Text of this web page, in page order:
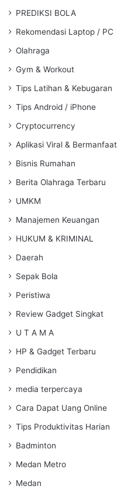
PREDIKSI BOLA
Rekomendasi Laptop / PC
Olahraga
Gym & Workout
Tips Latihan & Kebugaran
Tips Android / iPhone
Cryptocurrency
Aplikasi Viral & Bermanfaat
Bisnis Rumahan
Berita Olahraga Terbaru
UMKM
Manajemen Keuangan
HUKUM & KRIMINAL
Daerah
Sepak Bola
Peristiwa
Review Gadget Singkat
U T A M A
HP & Gadget Terbaru
Pendidikan
media terpercaya
Cara Dapat Uang Online
Tips Produktivitas Harian
Badminton
Medan Metro
Medan